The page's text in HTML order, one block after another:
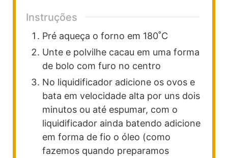
Instruções
Pré aqueça o forno em 180˚C
Unte e polvilhe cacau em uma forma
de bolo com furo no centro
No liquidificador adicione os ovos e
bata em velocidade alta por uns dois
minutos ou até espumar, com o
liquidificador ainda batendo adicione
em forma de fio o óleo (como
fazemos quando preparamos